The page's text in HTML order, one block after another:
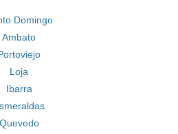
Domingo
Ambato
Loja
Ibarra
Quevedo